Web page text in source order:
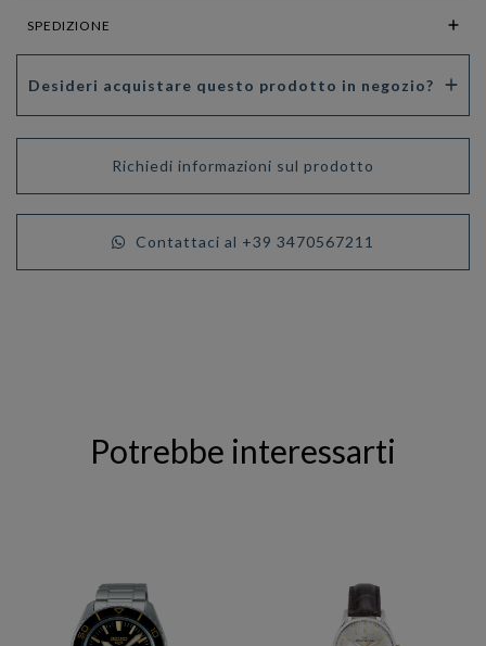
SPEDIZIONE
Desideri acquistare questo prodotto in negozio?
Richiedi informazioni sul prodotto
Contattaci al +39 3470567211
Potrebbe interessarti